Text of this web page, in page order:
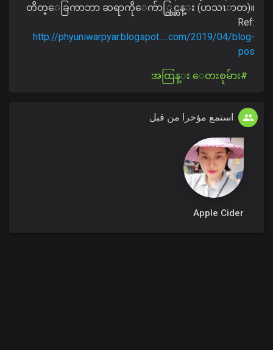
တိတ္ေခြကာဘာ ဆရာကိုေက်ာ္လြင္ဆန္း (ဟသၤာတ)။
Ref:
http://phyuniwarpyar.blogspot.....com/2019/04/blog-
pos
#အထြန္း ေတးစုမ်ား
استمع مؤخرا من قبل
Apple Cider